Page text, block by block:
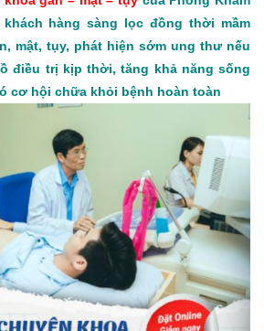
hàng sàng lọc đồng thời mầm
mật, tụy, phát hiện sớm ung thư nếu
điều trị kịp thời, tăng khả năng sống
cơ hội chữa khỏi bệnh hoàn toàn